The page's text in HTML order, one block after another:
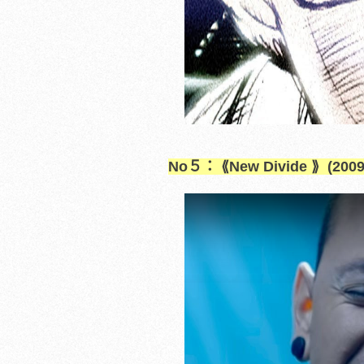
No５： ⟪New Divide ⟫